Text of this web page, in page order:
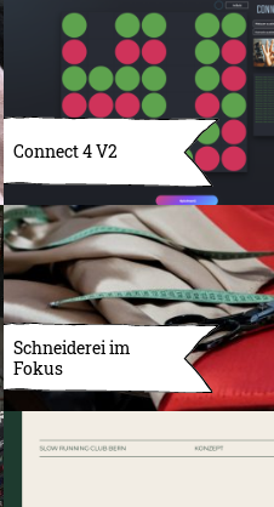
Connect 4 V2
Schneiderei im
Fokus